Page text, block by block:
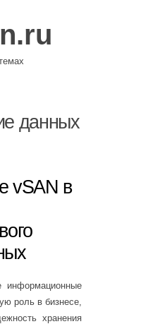
данных
vSAN в
информационные
роль в бизнесе,
хранения